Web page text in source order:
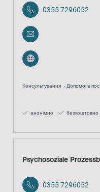
0355 7296052
Консультування Допомога
анонімно безкоштовно
Psychosoziale
0355 7296052